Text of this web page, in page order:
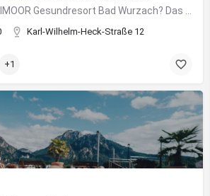
Karl-Wilhelm-Heck-Straße 12
+1